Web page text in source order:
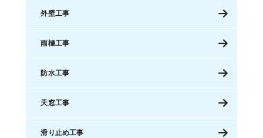
外壁工事
雨樋工事
防水工事
天窓工事
滑り止め工事